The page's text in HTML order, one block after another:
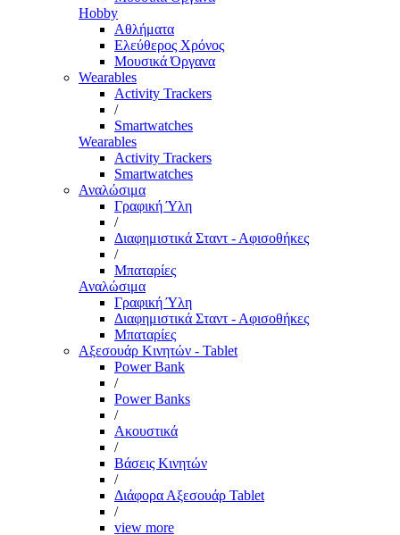
Hobby
Αθλήματα
Ελεύθερος Χρόνος
Μουσικά Όργανα
Wearables
Activity Trackers
/
Smartwatches
Wearables
Activity Trackers
Smartwatches
Αναλώσιμα
Γραφική Ύλη
/
Διαφημιστικά Σταντ - Αφισοθήκες
/
Μπαταρίες
Αναλώσιμα
Γραφική Ύλη
Διαφημιστικά Σταντ - Αφισοθήκες
Μπαταρίες
Αξεσουάρ Κινητών - Tablet
Power Bank
/
Power Banks
/
Ακουστικά
/
Βάσεις Κινητών
/
Διάφορα Αξεσουάρ Tablet
/
view more